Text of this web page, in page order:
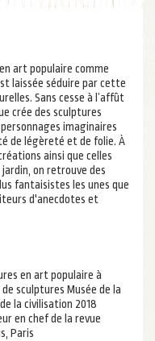
art populaire comme
laissée séduire par cette
Sans cesse à l’affût
crée des sculptures
imaginaires
de légèreté et de folie. À
ainsi que celles
on retrouve des
fantaisistes les unes que
d'anecdotes et
en art populaire à
sculptures Musée de la
la civilisation 2018
en chef de la revue
Paris